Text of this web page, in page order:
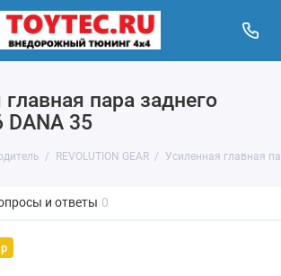
пара заднего
DANA 35
REVOLUTION GEAR Усиленная главная
и ответы 0